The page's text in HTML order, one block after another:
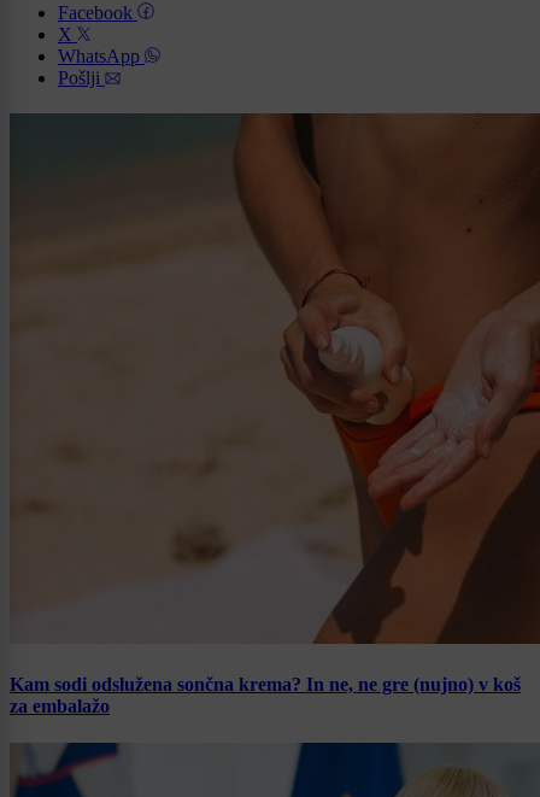
Facebook
X
WhatsApp
Pošlji
Kam sodi odslužena sončna krema? In ne, ne gre (nujno) v koš
za embalažo